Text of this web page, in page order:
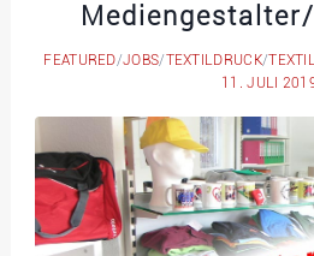
FEATURED/JOBS/TEXTILDRUCK/
11. JULI